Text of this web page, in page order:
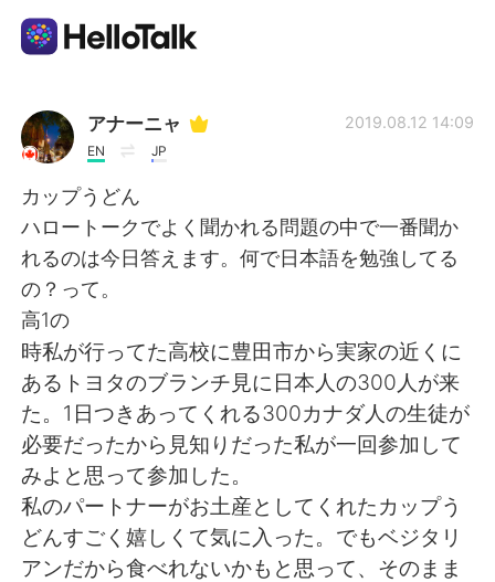
แอปแลกเปลี่ยนทางภาษา
AI Grammar Checker
ไทย
English
繁體中文 Español
العربية Français
Deutsch 日本語
한국어 Русский
アナーニャ
EN JP
2019.08.12 14:09
カップうどん
ハロートークでよく聞かれる問題の中で一番聞か
れるのは今日答えます。何で日本語を勉強してる
の？って。
高1の
時私が行ってた高校に豊田市から実家の近くに
あるトヨタのブランチ見に日本人の300人が来
た。1日つきあってくれる300カナダ人の生徒が
必要だったから見知りだった私が一回参加して
みよと思って参加した。
私のパートナーがお土産としてくれたカップう
どんすごく嬉しくて気に入った。でもベジタリ
アンだから食べれないかもと思って、そのまま